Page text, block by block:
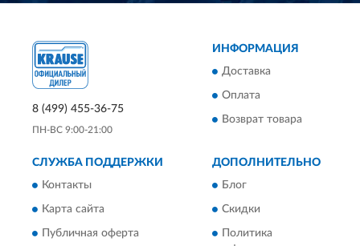
8 (499) 455-36-75
ПН-ВС 9:00-21:00
ИНФОРМАЦИЯ
Доставка
Оплата
Возврат товара
СЛУЖБА ПОДДЕРЖКИ
Контакты
Карта сайта
Публичная оферта
ДОПОЛНИТЕЛЬНО
Блог
Скидки
Политика